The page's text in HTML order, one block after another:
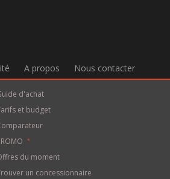
A propos Nous contacter
d'achat
et budget
*
du moment
un concessionnaire